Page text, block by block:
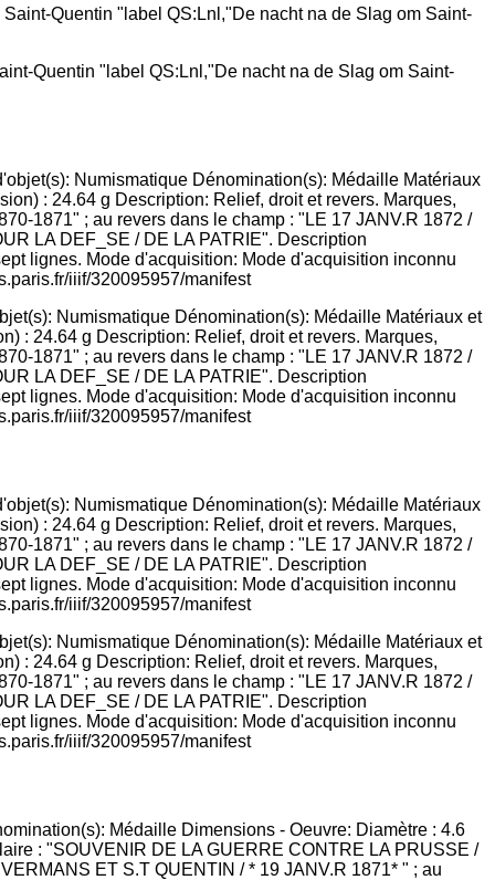
Quentin "label QS:Lnl,"De nacht na de Slag om Saint-
Numismatique Dénomination(s): Médaille Matériaux et
: 24.64 g Description: Relief, droit et revers. Marques,
1871" ; au revers dans le champ : "LE 17 JANV.R 1872 /
LA DEF_SE / DE LA PATRIE". Description
lignes. Mode d'acquisition: Mode d'acquisition inconnu
iiif/320095957/manifest
Numismatique Dénomination(s): Médaille Matériaux et
: 24.64 g Description: Relief, droit et revers. Marques,
1871" ; au revers dans le champ : "LE 17 JANV.R 1872 /
LA DEF_SE / DE LA PATRIE". Description
lignes. Mode d'acquisition: Mode d'acquisition inconnu
iiif/320095957/manifest